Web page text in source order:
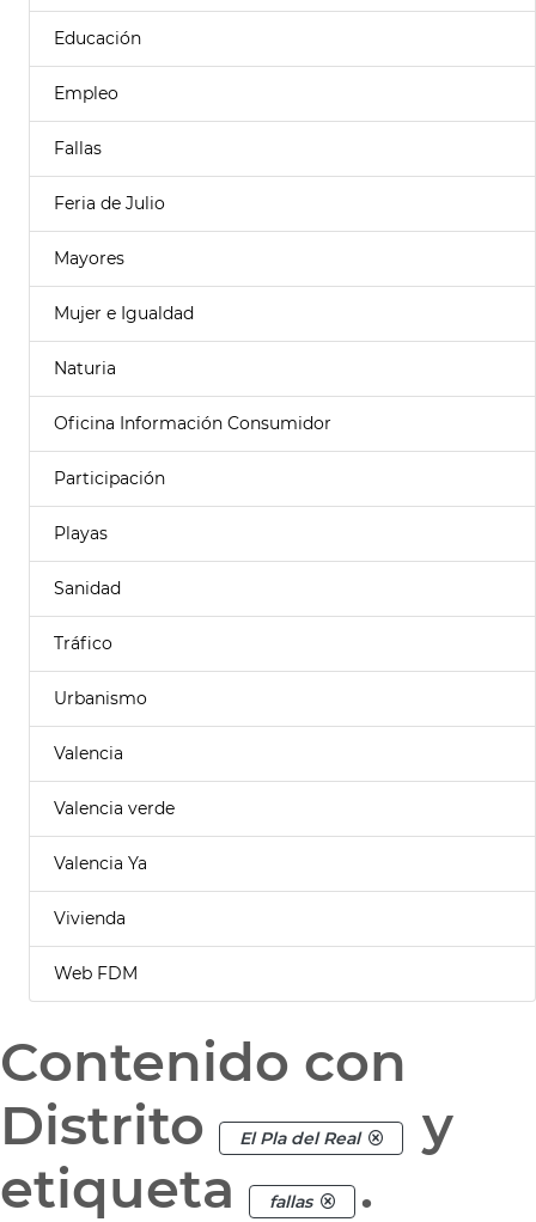
Educación
Empleo
Fallas
Feria de Julio
Mayores
Mujer e Igualdad
Naturia
Oficina Información Consumidor
Participación
Playas
Sanidad
Tráfico
Urbanismo
Valencia
Valencia verde
Valencia Ya
Vivienda
Web FDM
Contenido con
Distrito
El Pla del Real
y
etiqueta
fallas .